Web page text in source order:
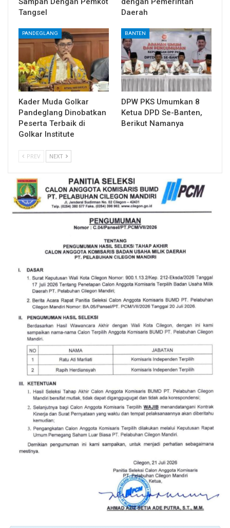
Tangsel
Daerah
PANDEGLANG
Kader Muda Golkar
Pandeglang Dinobatkan
Peserta Terbaik di
Golkar Institute
BANTEN
DPW PKS Umumkan 8
Ketua DPD Se-Banten,
Berikut Namanya
PREV NEXT